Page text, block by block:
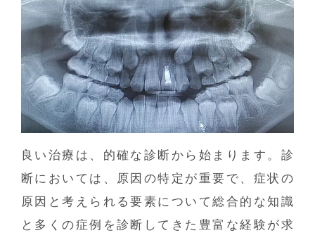
良い治療は、的確な診断から始まります。診
断においては、原因の特定が重要で、症状の
原因と考えられる要素について総合的な知識
と多くの症例を診断してきた豊富な経験が求